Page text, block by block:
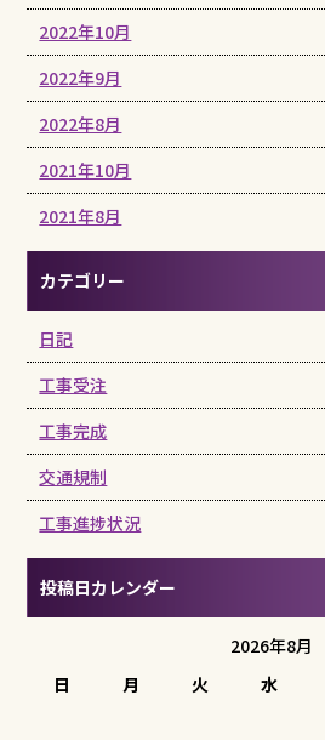
2022年10月
2022年9月
2022年8月
2021年10月
2021年8月
カテゴリー
日記
工事受注
工事完成
交通規制
工事進捗状況
投稿日カレンダー
2026年8月
日
月 火 水